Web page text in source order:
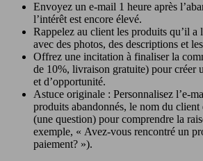
Envoyez un e-mail 1 heure après
l’intérêt est encore élevé.
Rappelez au client les produits qu’il a
avec des photos, des descriptions et
Offrez une incitation à finaliser la
de 10%, livraison gratuite) pour créer
et d’opportunité.
Astuce originale : Personnalisez l’e-
produits abandonnés, le nom du client
(une question) pour comprendre la
exemple, « Avez-vous rencontré un
paiement? »).